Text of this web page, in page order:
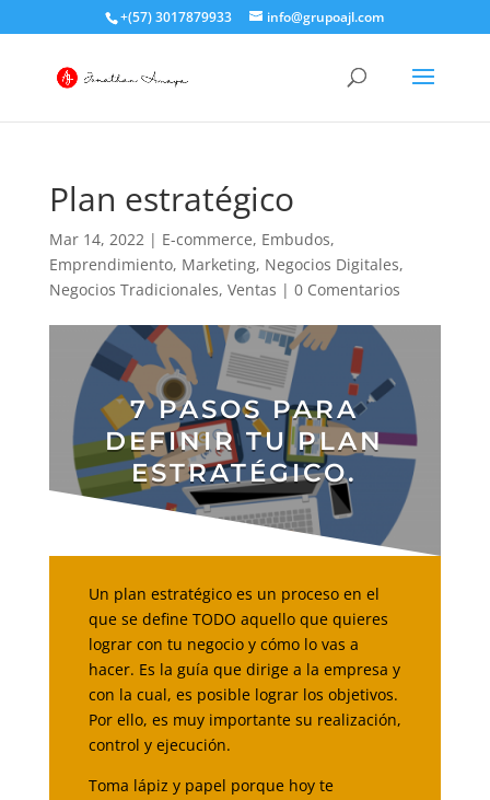
+(57) 3017879933 info@grupoajl.com
Plan estratégico
Mar 14, 2022| E-commerce, Embudos,
Emprendimiento, Marketing, Negocios Digitales,
Negocios Tradicionales, Ventas | 0 Comentarios
7 PASOS PARA
DEFINIR TU PLAN
ESTRATÉGICO.
Un plan estratégico es un proceso en el
que se define TODO aquello que quieres
lograr con tu negocio y cómo lo vas a
hacer. Es la guía que dirige a la empresa y
con la cual, es posible lograr los objetivos.
Por ello, es muy importante su realización,
control y ejecución.
Toma lápiz y papel porque hoy te